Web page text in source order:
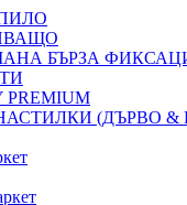
БЪРЗА
(ДЪРВО &